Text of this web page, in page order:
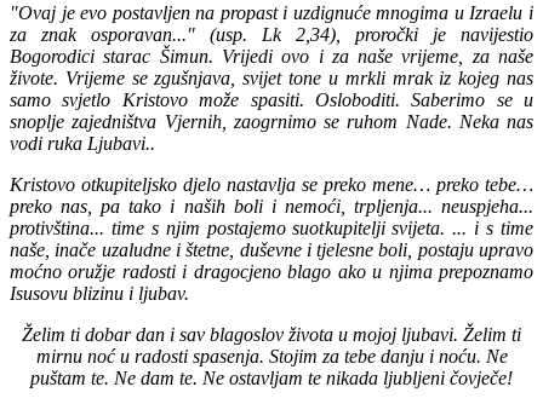
"Ovaj je evo postavljen na propast i uzdignuće mnogima u Izraelu i
za znak osporavan..." (usp. Lk 2,34), proročki je navijestio
Bogorodici starac Šimun. Vrijedi ovo i za naše vrijeme, za naše
živote. Vrijeme se zgušnjava, svijet tone u mrkli mrak iz kojeg nas
samo svjetlo Kristovo može spasiti. Osloboditi. Saberimo se u
snoplje zajedništva Vjernih, zaogrnimo se ruhom Nade. Neka nas
vodi ruka Ljubavi..
Kristovo otkupiteljsko djelo nastavlja se preko mene… preko tebe…
preko nas, pa tako i naših boli i nemoći, trpljenja... neuspjeha...
protivština... time s njim postajemo suotkupitelji svijeta. ... i s time
naše, inače uzaludne i štetne, duševne i tjelesne boli, postaju upravo
moćno oružje radosti i dragocjeno blago ako u njima prepoznamo
Isusovu blizinu i ljubav.
Želim ti dobar dan i sav blagoslov života u mojoj ljubavi. Želim ti
mirnu noć u radosti spasenja. Stojim za tebe danju i noću. Ne
puštam te. Ne dam te. Ne ostavljam te nikada ljubljeni čovječe!